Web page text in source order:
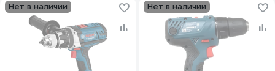
Нет в наличии Нет в наличии